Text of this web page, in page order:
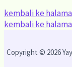
kembali ke
kembali ke
Copyright © 2026